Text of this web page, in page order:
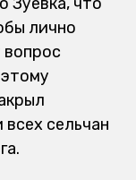
лично
вопрос
сельчан